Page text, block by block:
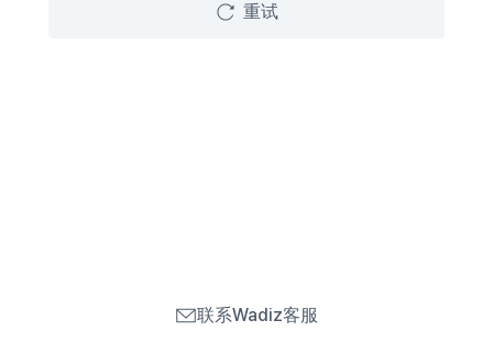
重试
联系Wadiz客服